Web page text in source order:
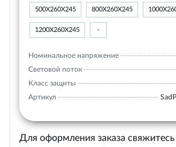
500Х260Х245 800Х260Х245
1200Х260Х245 -
Номинальное напряжение
Световой поток
Класс защиты
Артикул
Для оформления заказа